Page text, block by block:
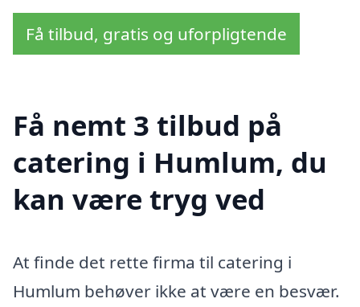
Få tilbud, gratis og uforpligtende
Få nemt 3 tilbud på
catering i Humlum, du
kan være tryg ved
At finde det rette firma til catering i
Humlum behøver ikke at være en besvær.